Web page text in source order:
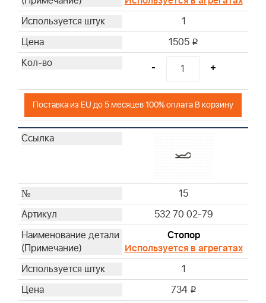
1
1505 i
- +
Поставка из EU до 5 месяцев 100% оплата В корзину
15
532 70 02-79
Стопор
Используется в агрегатах
1
734 i